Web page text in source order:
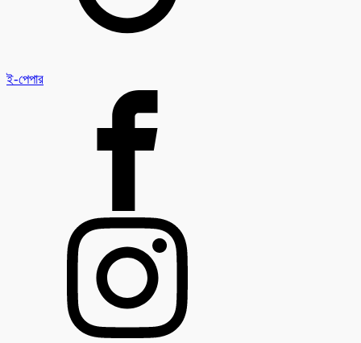
ই-পেপার